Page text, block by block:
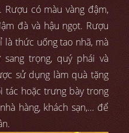
có màu vàng đậm,
đà và hậu ngọt. Rượu
là thức uống tao nhã, mà
trọng, quý phái và
sử dụng làm quà tặng
tác hoặc trưng bày trong
hàng, khách sạn,… để